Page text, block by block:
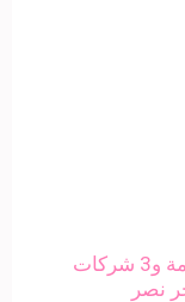
أجندة الأحد: بروتوكول بين الحكومة و3 شركات
نصر